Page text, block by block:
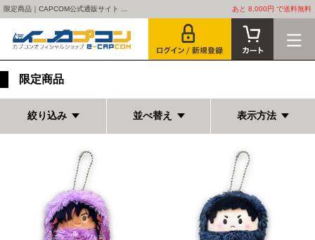
限定商品｜CAPCOM公式通販サイト ... あと 8,000円 で送料無料
限定商品
絞り込み 並べ替え 表示方法